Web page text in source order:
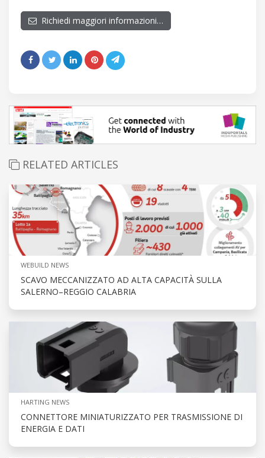
Richiedi maggiori informazioni…
RELATED ARTICLES
WEBUILD NEWS
SCAVO MECCANIZZATO AD ALTA CAPACITÀ SULLA
SALERNO–REGGIO CALABRIA
HARTING NEWS
CONNETTORE MINIATURIZZATO PER TRASMISSIONE DI
ENERGIA E DATI